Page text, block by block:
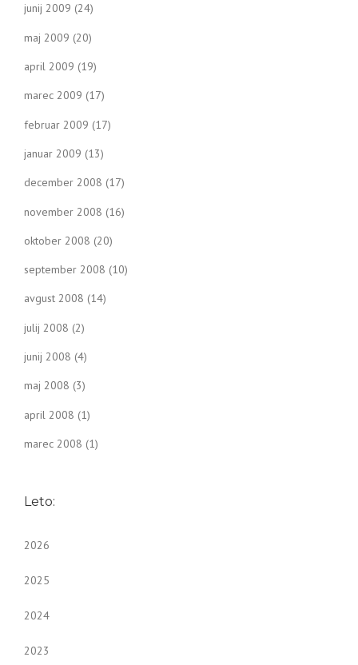
junij 2009 (24)
maj 2009 (20)
april 2009 (19)
marec 2009 (17)
februar 2009 (17)
januar 2009 (13)
december 2008 (17)
november 2008 (16)
oktober 2008 (20)
september 2008 (10)
avgust 2008 (14)
julij 2008 (2)
junij 2008 (4)
maj 2008 (3)
april 2008 (1)
marec 2008 (1)
Leto:
2026
2025
2024
2023